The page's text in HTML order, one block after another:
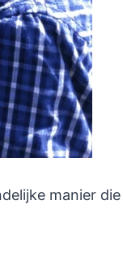
manier die